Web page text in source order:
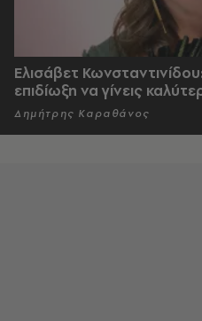
Ελισάβετ
επιδίωξη να γίνεις
Δημήτρης Καραθάνος